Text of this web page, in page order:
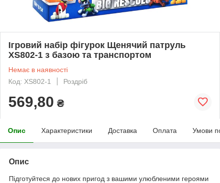
Ігровий набір фігурок Щенячий патруль
XS802-1 з базою та транспортом
Немає в наявності
Код: XS802-1
Роздріб
569,80 ₴
Опис Характеристики Доставка Оплата Умови
Опис
Підготуйтеся до нових пригод з вашими улюбленими героями